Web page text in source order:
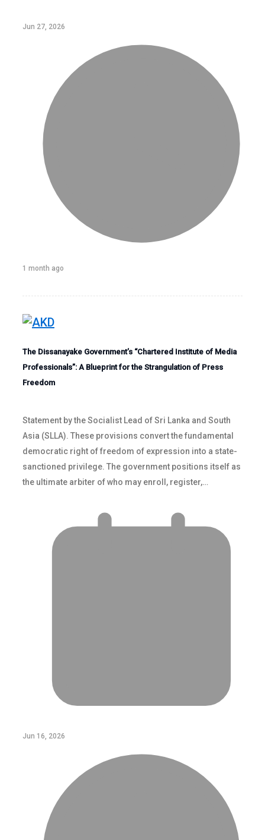
Jun 27, 2026
1 month ago
The Dissanayake Government’s “Chartered Institute of Media
Professionals”: A Blueprint for the Strangulation of Press
Freedom
Statement by the Socialist Lead of Sri Lanka and South
Asia (SLLA). These provisions convert the fundamental
democratic right of freedom of expression into a state-
sanctioned privilege. The government positions itself as
the ultimate arbiter of who may enroll, register,…
Jun 16, 2026